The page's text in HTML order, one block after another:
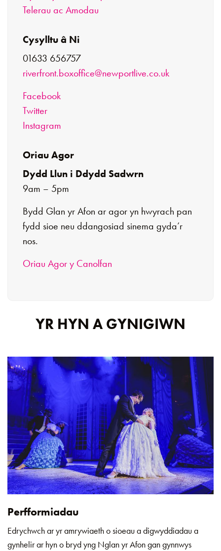
Telerau ac Amodau
Cysylltu â Ni
01633 656757
riverfront.boxoffice@newportlive.co.uk
Facebook
Twitter
Instagram
Oriau Agor
Dydd Llun i Ddydd Sadwrn
9am – 5pm
Bydd Glan yr Afon ar agor yn hwyrach pan
fydd sioe neu ddangosiad sinema gyda’r
nos.
Oriau Agor y Canolfan
YR HYN A GYNIGIWN
Perfformiadau
Edrychwch ar yr amrywiaeth o sioeau a digwyddiadau a
gynhelir ar hyn o bryd yng Nglan yr Afon gan gynnwys